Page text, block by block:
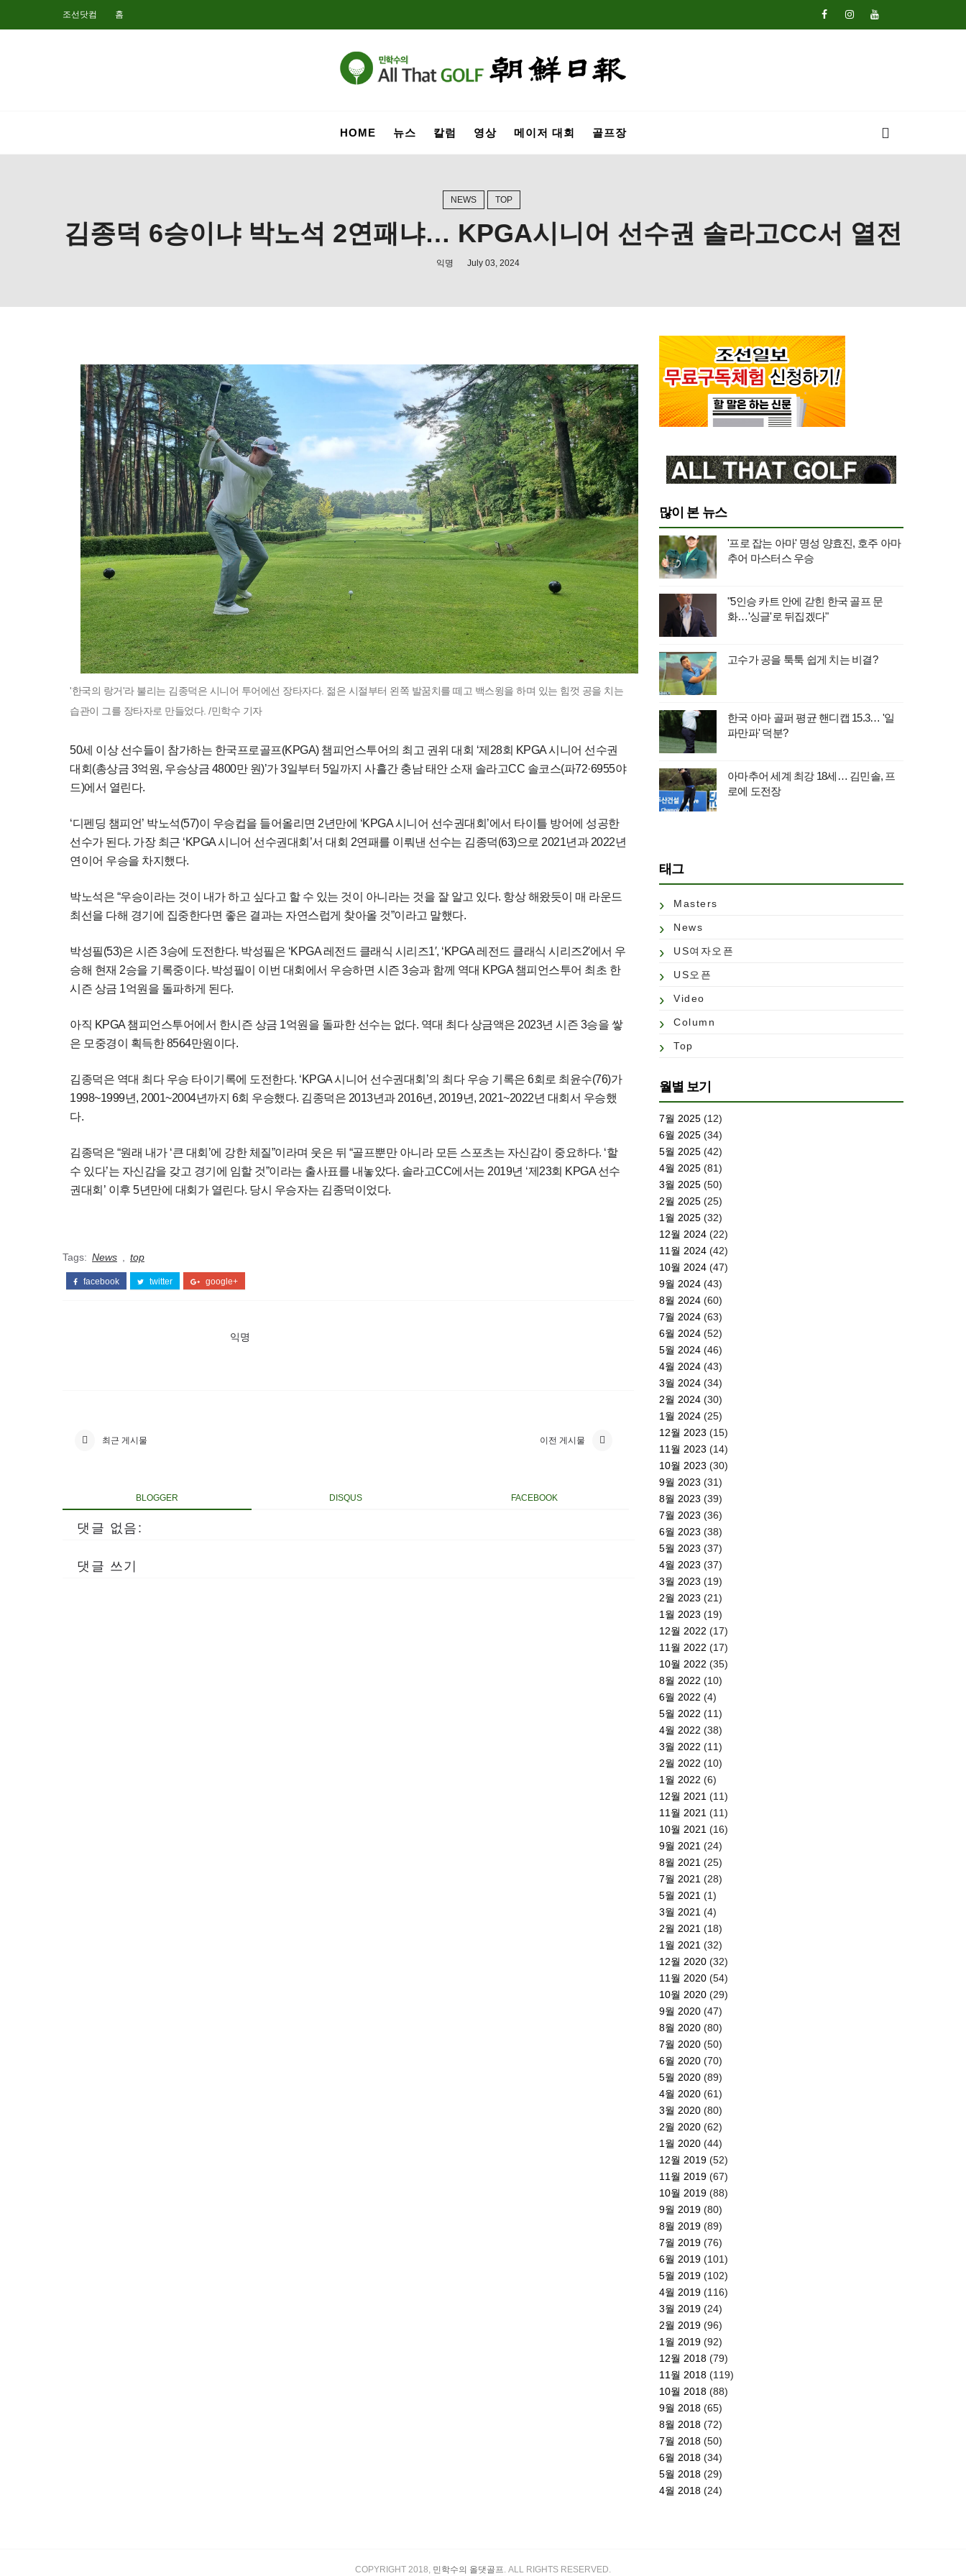
조선닷컴 홈
HOME 뉴스 칼럼 영상 메이저 대회 골프장
NEWS TOP
김종덕 6승이냐 박노석 2연패냐… KPGA시니어 선수권 솔라고CC서 열전
익명 July 03, 2024
'한국의 랑거'라 불리는 김종덕은 시니어 투어에선 장타자다. 젊은 시절부터 왼쪽 발꿈치를 떼고 백스윙을 하며 있는 힘껏 공을 치는
습관이 그를 장타자로 만들었다. /민학수 기자
50세 이상 선수들이 참가하는 한국프로골프(KPGA) 챔피언스투어의 최고 권위 대회 ‘제28회 KPGA 시니어 선수권
대회(총상금 3억원, 우승상금 4800만 원)’가 3일부터 5일까지 사흘간 충남 태안 소재 솔라고CC 솔코스(파72·6955야
드)에서 열린다.
‘디펜딩 챔피언’ 박노석(57)이 우승컵을 들어올리면 2년만에 ‘KPGA 시니어 선수권대회’에서 타이틀 방어에 성공한
선수가 된다. 가장 최근 ‘KPGA 시니어 선수권대회’서 대회 2연패를 이뤄낸 선수는 김종덕(63)으로 2021년과 2022년
연이어 우승을 차지했다.
박노석은 “우승이라는 것이 내가 하고 싶다고 할 수 있는 것이 아니라는 것을 잘 알고 있다. 항상 해왔듯이 매 라운드
최선을 다해 경기에 집중한다면 좋은 결과는 자연스럽게 찾아올 것”이라고 말했다.
박성필(53)은 시즌 3승에 도전한다. 박성필은 ‘KPGA 레전드 클래식 시리즈1′, ‘KPGA 레전드 클래식 시리즈2′에서 우
승해 현재 2승을 기록중이다. 박성필이 이번 대회에서 우승하면 시즌 3승과 함께 역대 KPGA 챔피언스투어 최초 한
시즌 상금 1억원을 돌파하게 된다.
아직 KPGA 챔피언스투어에서 한시즌 상금 1억원을 돌파한 선수는 없다. 역대 최다 상금액은 2023년 시즌 3승을 쌓
은 모중경이 획득한 8564만원이다.
김종덕은 역대 최다 우승 타이기록에 도전한다. ‘KPGA 시니어 선수권대회’의 최다 우승 기록은 6회로 최윤수(76)가
1998~1999년, 2001~2004년까지 6회 우승했다. 김종덕은 2013년과 2016년, 2019년, 2021~2022년 대회서 우승했
다.
김종덕은 “원래 내가 ‘큰 대회’에 강한 체질”이라며 웃은 뒤 “골프뿐만 아니라 모든 스포츠는 자신감이 중요하다. ‘할
수 있다’는 자신감을 갖고 경기에 임할 것”이라는 출사표를 내놓았다. 솔라고CC에서는 2019년 ‘제23회 KPGA 선수
권대회’ 이후 5년만에 대회가 열린다. 당시 우승자는 김종덕이었다.
Tags: News top
facebook twitter google+
익명
최근 게시물 이전 게시물
BLOGGER DISQUS FACEBOOK
댓글 없음:
댓글 쓰기
많이 본 뉴스
'프로 잡는 아마' 명성 양효진, 호주 아마
추어 마스터스 우승
"5인승 카트 안에 갇힌 한국 골프 문
화…'싱글'로 뒤집겠다"
고수가 공을 툭툭 쉽게 치는 비결?
한국 아마 골퍼 평균 핸디캡 15.3… '일
파만파' 덕분?
아마추어 세계 최강 18세… 김민솔, 프
로에 도전장
태그
Masters
News
US여자오픈
US오픈
Video
Column
Top
월별 보기
7월 2025 (12)
6월 2025 (34)
5월 2025 (42)
4월 2025 (81)
3월 2025 (50)
2월 2025 (25)
1월 2025 (32)
12월 2024 (22)
11월 2024 (42)
10월 2024 (47)
9월 2024 (43)
8월 2024 (60)
7월 2024 (63)
6월 2024 (52)
5월 2024 (46)
4월 2024 (43)
3월 2024 (34)
2월 2024 (30)
1월 2024 (25)
12월 2023 (15)
11월 2023 (14)
10월 2023 (30)
9월 2023 (31)
8월 2023 (39)
7월 2023 (36)
6월 2023 (38)
5월 2023 (37)
4월 2023 (37)
3월 2023 (19)
2월 2023 (21)
1월 2023 (19)
12월 2022 (17)
11월 2022 (17)
10월 2022 (35)
8월 2022 (10)
6월 2022 (4)
5월 2022 (11)
4월 2022 (38)
3월 2022 (11)
2월 2022 (10)
1월 2022 (6)
12월 2021 (11)
11월 2021 (11)
10월 2021 (16)
9월 2021 (24)
8월 2021 (25)
7월 2021 (28)
5월 2021 (1)
3월 2021 (4)
2월 2021 (18)
1월 2021 (32)
12월 2020 (32)
11월 2020 (54)
10월 2020 (29)
9월 2020 (47)
8월 2020 (80)
7월 2020 (50)
6월 2020 (70)
5월 2020 (89)
4월 2020 (61)
3월 2020 (80)
2월 2020 (62)
1월 2020 (44)
12월 2019 (52)
11월 2019 (67)
10월 2019 (88)
9월 2019 (80)
8월 2019 (89)
7월 2019 (76)
6월 2019 (101)
5월 2019 (102)
4월 2019 (116)
3월 2019 (24)
2월 2019 (96)
1월 2019 (92)
12월 2018 (79)
11월 2018 (119)
10월 2018 (88)
9월 2018 (65)
8월 2018 (72)
7월 2018 (50)
6월 2018 (34)
5월 2018 (29)
4월 2018 (24)
COPYRIGHT 2018, 민학수의 올댓골프. ALL RIGHTS RESERVED.